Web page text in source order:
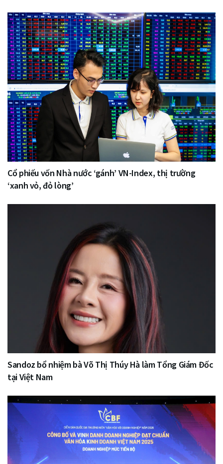
Cổ phiếu vốn Nhà nước ‘gánh’ VN-Index, thị trường
‘xanh vỏ, đỏ lòng’
Sandoz bổ nhiệm bà Võ Thị Thúy Hà làm Tổng Giám Đốc
tại Việt Nam